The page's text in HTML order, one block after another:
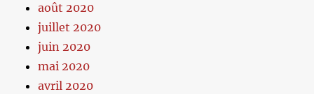
août 2020
juillet 2020
juin 2020
mai 2020
avril 2020